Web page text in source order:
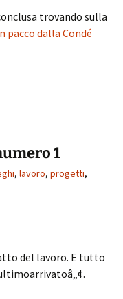
trovando sulla
pacco dalla Condé
1
, lavoro, progetti,
del lavoro. E tutto